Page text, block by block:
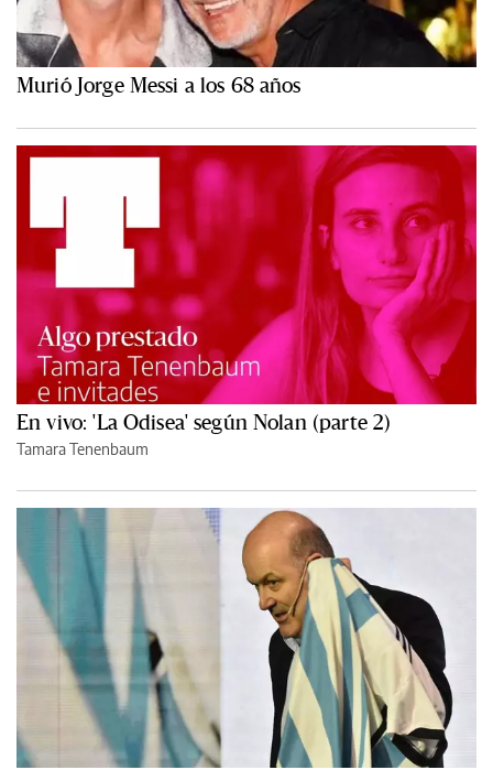
Murió Jorge Messi a los 68 años
En vivo: 'La Odisea' según Nolan (parte 2)
Tamara Tenenbaum